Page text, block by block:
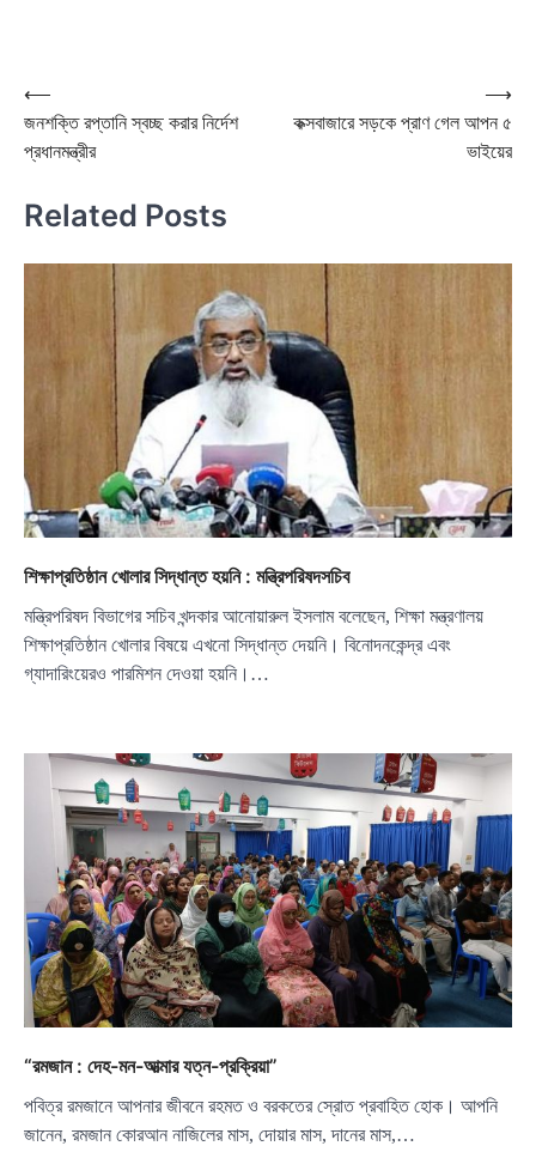
Post
navigation
⟵
জনশক্তি রপ্তানি স্বচ্ছ করার নির্দেশ
প্রধানমন্ত্রীর
কক্সবাজারে সড়কে প্রাণ গেল আপন ৫
ভাইয়ের
⟶
Related Posts
শিক্ষাপ্রতিষ্ঠান খোলার সিদ্ধান্ত হয়নি : মন্ত্রিপরিষদসচিব
মন্ত্রিপরিষদ বিভাগের সচিব খন্দকার আনোয়ারুল ইসলাম বলেছেন, শিক্ষা মন্ত্রণালয়
শিক্ষাপ্রতিষ্ঠান খোলার বিষয়ে এখনো সিদ্ধান্ত দেয়নি। বিনোদনকেন্দ্র এবং
গ্যাদারিংয়েরও পারমিশন দেওয়া হয়নি।…
“রমজান : দেহ-মন-আত্মার যত্ন-প্রক্রিয়া”
পবিত্র রমজানে আপনার জীবনে রহমত ও বরকতের স্রোত প্রবাহিত হোক। আপনি
জানেন, রমজান কোরআন নাজিলের মাস, দোয়ার মাস, দানের মাস,…